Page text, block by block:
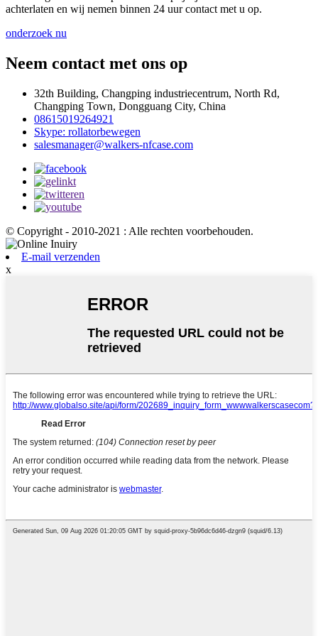
achterlaten en wij nemen binnen 24 uur contact met u op.
onderzoek nu
Neem contact met ons op
32th Building, Changping industriecentrum, North Rd,
Changping Town, Dongguang City, China
08615019264921
Skype: rollatorbewegen
salesmanager@walkers-nfcase.com
© Copyright - 2010-2021 : Alle rechten voorbehouden.
E-mail verzenden
x